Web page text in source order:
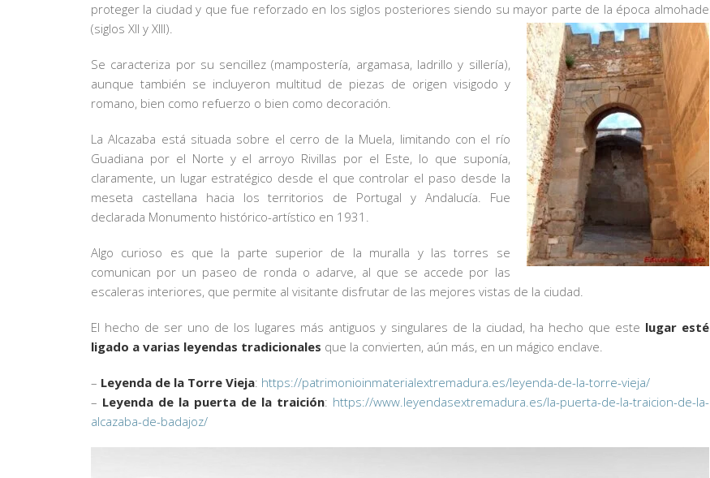
disminuir
el
volumen.
proteger la ciudad y que fue reforzado en los siglos posteriores siendo su mayor parte de la época almohade
(siglos XII y XIII).
Se caracteriza por su sencillez (mampostería, argamasa, ladrillo y sillería),
aunque también se incluyeron multitud de piezas de origen visigodo y
romano, bien como refuerzo o bien como decoración.
La Alcazaba está situada sobre el cerro de la Muela, limitando con el río
Guadiana por el Norte y el arroyo Rivillas por el Este, lo que suponía,
claramente, un lugar estratégico desde el que controlar el paso desde la
meseta castellana hacia los territorios de Portugal y Andalucía. Fue
declarada Monumento histórico-artístico en 1931.
Algo curioso es que la parte superior de la muralla y las torres se
comunican por un paseo de ronda o adarve, al que se accede por las
escaleras interiores, que permite al visitante disfrutar de las mejores vistas de la ciudad.
El hecho de ser uno de los lugares más antiguos y singulares de la ciudad, ha hecho que este lugar esté
ligado a varias leyendas tradicionales que la convierten, aún más, en un mágico enclave.
– Leyenda de la Torre Vieja: https://patrimonioinmaterialextremadura.es/leyenda-de-la-torre-vieja/
– Leyenda de la puerta de la traición: https://www.leyendasextremadura.es/la-puerta-de-la-traicion-de-la-
alcazaba-de-badajoz/